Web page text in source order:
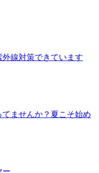
外線対策できています
ませんか？夏こそ始め